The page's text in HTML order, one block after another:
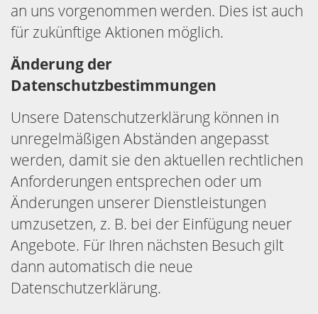
an uns vorgenommen werden. Dies ist auch
für zukünftige Aktionen möglich.
Änderung der
Datenschutzbestimmungen
Unsere Datenschutzerklärung können in
unregelmäßigen Abständen angepasst
werden, damit sie den aktuellen rechtlichen
Anforderungen entsprechen oder um
Änderungen unserer Dienstleistungen
umzusetzen, z. B. bei der Einfügung neuer
Angebote. Für Ihren nächsten Besuch gilt
dann automatisch die neue
Datenschutzerklärung.